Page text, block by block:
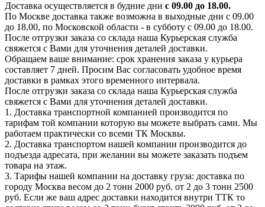
Доставка осуществляется в будние дни с 09.00 до 18.00.
По Москве доставка также возможна в выходные дни с 09.00
до 18.00, по Московской области - в субботу с 09.00 до 18.00.
После отгрузки заказа со склада наша Курьерская служба
свяжется с Вами для уточнения деталей доставки.
Обращаем ваше внимание: срок хранения заказа у курьера
составляет 7 дней. Просим Вас согласовать удобное время
доставки в рамках этого временного интервала.
После отгрузки заказа со склада наша Курьерская служба
свяжется с Вами для уточнения деталей доставки.
1. Доставка транспортной компанией производится по
тарифам той компании которую вы можете выбрать сами. Мы
работаем практически со всеми ТК Москвы.
2. Доставка транспортом нашей компании производится до
подъезда адресата, при желании вы можете заказать подъем
товара на этаж.
3. Тарифы нашей компании на доставку груза: доставка по
городу Москва весом до 2 тонн 2000 руб. от 2 до 3 тонн 2500
руб. Если же ваш адрес доставки находится внутри ТТК то